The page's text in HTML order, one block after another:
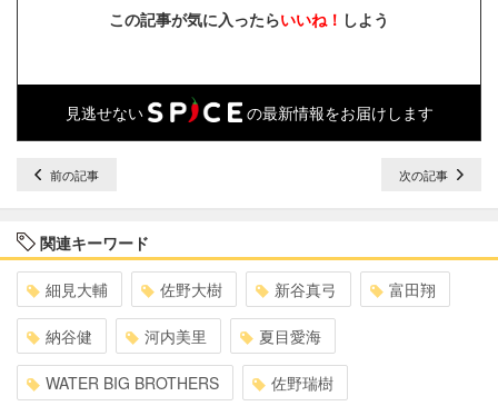
この記事が気に入ったらいいね！ しよう
見逃せない の最新情報をお届けします
前の記事 次の記事
関連キーワード
細見大輔 佐野大樹 新谷真弓 富田翔
納谷健 河内美里 夏目愛海
WATER BIG BROTHERS 佐野瑞樹